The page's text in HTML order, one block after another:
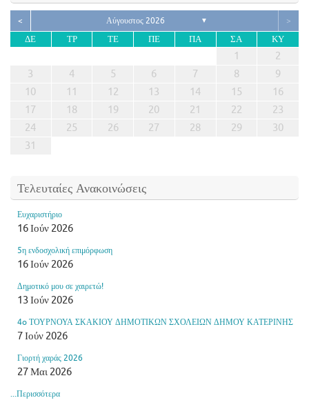
< Αύγουστος 2026 ▼
>
ΔΕ
ΤΡ ΤΕ ΠΕ ΠΑ ΣΑ ΚΥ
1
2
3
4 5 6 7 8
9
10
11 12 13 14 15
16
17
18 19 20 21 22
23
24
25 26 27 28 29
30
31
Τελευταίες Ανακοινώσεις
Ευχαριστήριο
16 Ιούν 2026
5η ενδοσχολική επιμόρφωση
16 Ιούν 2026
Δημοτικό μου σε χαιρετώ!
13 Ιούν 2026
4o ΤΟΥΡΝΟΥΑ ΣΚΑΚΙΟΥ ΔΗΜΟΤΙΚΩΝ ΣΧΟΛΕΙΩΝ ΔΗΜΟΥ ΚΑΤΕΡΙΝΗΣ
7 Ιούν 2026
Γιορτή χαράς 2026
27 Μαι 2026
...Περισσότερα